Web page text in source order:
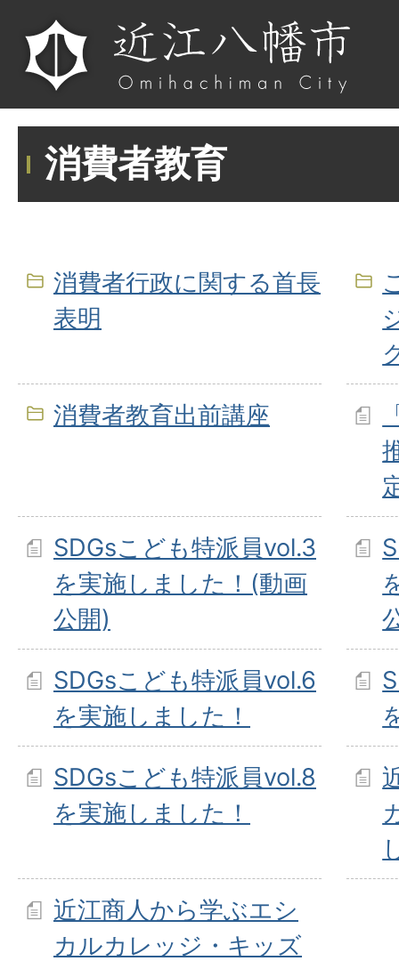
消費者教育
消費者行政に関する首長
表明
消費者教育出前講座
SDGsこども特派員vol.3
を実施しました！(動画
公開)
SDGsこども特派員vol.6
を実施しました！
SDGsこども特派員vol.8
を実施しました！
近江商人から学ぶエシ
カルカレッジ・キッズ